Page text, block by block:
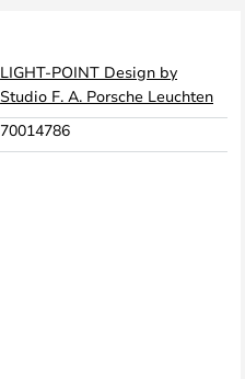
LIGHT-POINT Design by
Studio F. A. Porsche Leuchten
70014786